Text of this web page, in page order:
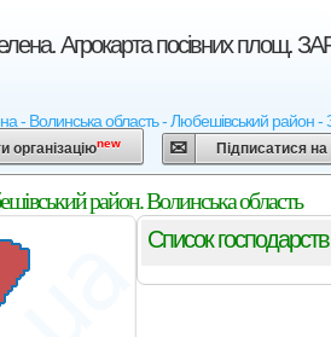
Агрокарта посівних площ.
- Волинська область - Любешівський район -
організаціюnew Підписатися
район. Волинська область
Список господарств